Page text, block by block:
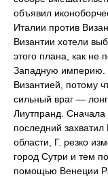
объявил
Италии против
Византии хотели
этого плана, как не
Западную империю.
Византией, потому
сильный враг —
Лиутпранд. Сначала
последний
области, Г. резко
город Сутри и тем
помощью Венеции